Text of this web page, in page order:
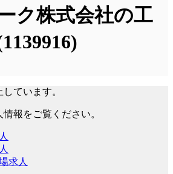
ク株式会社の工
ています。
報をご覧ください。
求人